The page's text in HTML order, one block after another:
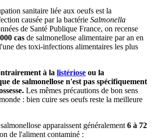
sanitaire liée aux oeufs est la
causée par la bactérie Salmonella
de Santé Publique France, on recense
cas de salmonellose alimentaire par an en
des toxi-infections alimentaires les plus
à la listériose ou la
de salmonellose n'est pas spécifiquement
Les mêmes précautions de bon sens
: bien cuire ses oeufs reste la meilleure
apparaissent généralement 6 à 72
de l'aliment contaminé :